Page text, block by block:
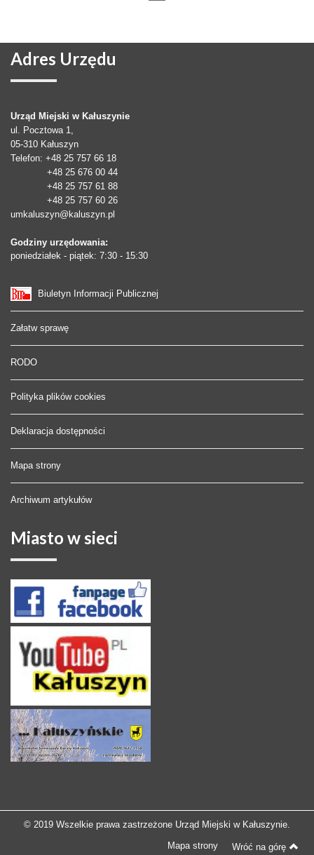
Adres Urzędu
Urząd Miejski w Kałuszynie
ul. Pocztowa 1,
05-310 Kałuszyn
Telefon: +48 25 757 66 18
+48 25 676 00 44
+48 25 757 61 88
+48 25 757 60 26
umkaluszyn@kaluszyn.pl
Godziny urzędowania:
poniedziałek - piątek: 7:30 - 15:30
Biuletyn Informacji Publicznej
Załatw sprawę
RODO
Polityka plików cookies
Deklaracja dostępności
Mapa strony
Archiwum artykułów
Miasto w sieci
© 2019 Wszelkie prawa zastrzeżone Urząd Miejski w Kałuszynie.
Mapa strony
Wróć na górę